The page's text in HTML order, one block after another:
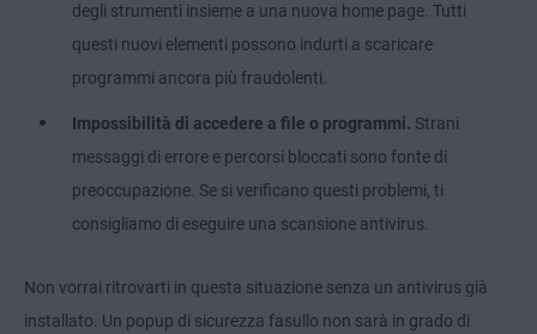
degli strumenti insieme a una nuova home page. Tutti
questi nuovi elementi possono indurti a scaricare
programmi ancora più fraudolenti.
Impossibilità di accedere a file o programmi. Strani
messaggi di errore e percorsi bloccati sono fonte di
preoccupazione. Se si verificano questi problemi, ti
consigliamo di eseguire una scansione antivirus.
Non vorrai ritrovarti in questa situazione senza un antivirus già
installato. Un popup di sicurezza fasullo non sarà in grado di